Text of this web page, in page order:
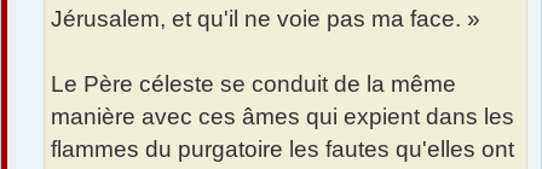
Jérusalem, et qu'il ne voie pas ma face. »
Le Père céleste se conduit de la même
manière avec ces âmes qui expient dans les
flammes du purgatoire les fautes qu'elles ont